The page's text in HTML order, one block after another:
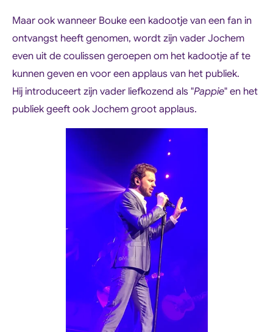
Maar ook wanneer Bouke een kadootje van een fan in
ontvangst heeft genomen, wordt zijn vader Jochem
even uit de coulissen geroepen om het kadootje af te
kunnen geven en voor een applaus van het publiek.
Hij introduceert zijn vader liefkozend als "Pappie" en het
publiek geeft ook Jochem groot applaus.